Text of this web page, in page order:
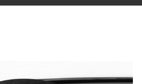
G14